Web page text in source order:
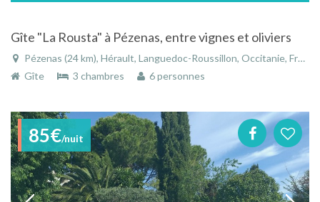
Gîte "La Rousta" à Pézenas, entre vignes et oliviers
Pézenas (24 km), Hérault, Languedoc-Roussillon, Occitanie, France
Gîte
3 chambres 6 personnes
85€/nuit